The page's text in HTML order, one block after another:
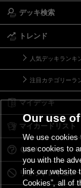
デッキ検索
トレンド
人気デッキランキ
注目カテゴリーラ
マイデッキ
マイカードリスト
Ｑ＆Ａ
リミットレギュレ
Our use
We use cookies
use cookies to
you with the
link our website
Cookies”, all of